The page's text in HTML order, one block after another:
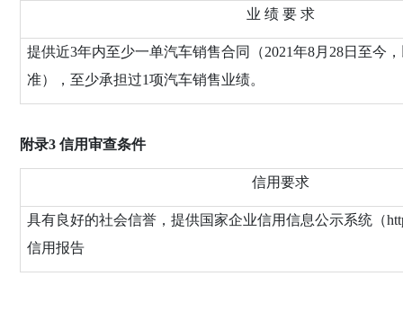
业 绩 要 求
提供近3年内至少一单汽车销售合同 （2021年8月 28日至今，
准），至少承担过1项汽车销售业绩。
附录3 信用审查条件
信用要求
具有良好的社会信誉，提供国家企业信用信息公示系统（
信用报告